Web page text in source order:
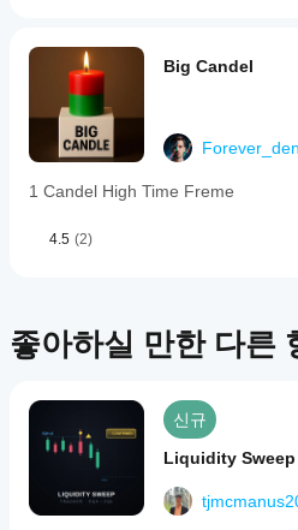
Big Candel
1 Candel High Time Freme
4.5 (2)
좋아하실 만한 다른
신규
Liquidity Sweep